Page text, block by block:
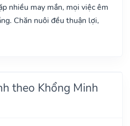
nhiều may mắn, mọi việc êm
Chăn nuôi đều thuận lợi,
theo Khổng Minh